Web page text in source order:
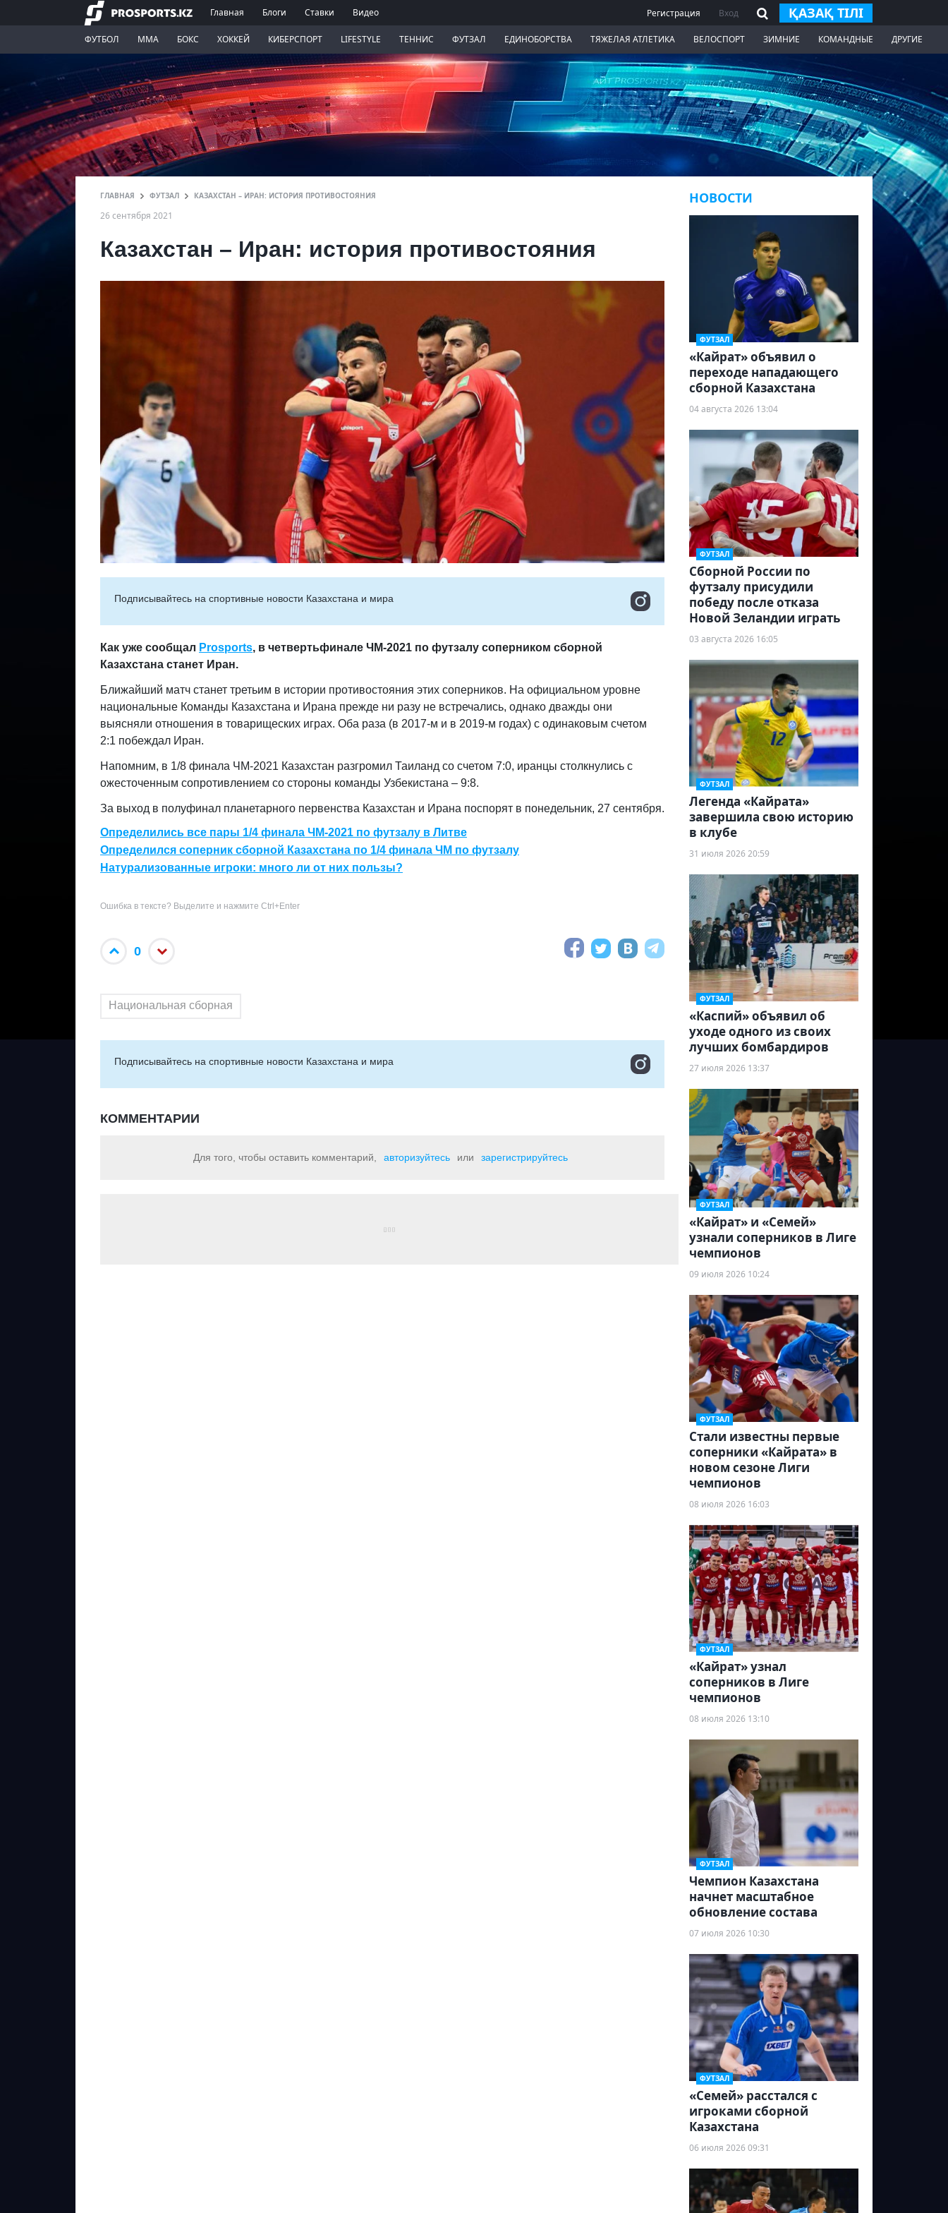
Главная Блоги Ставки Видео Регистрация Вход ҚАЗАҚ ТІЛІ
ФУТБОЛ ММА БОКС ХОККЕЙ КИБЕРСПОРТ LIFESTYLE ТЕННИС ФУТЗАЛ ЕДИНОБОРСТВА ТЯЖЕЛАЯ АТЛЕТИКА ВЕЛОСПОРТ ЗИМНИЕ КОМАНДНЫЕ ДРУГИЕ
ГЛАВНАЯ ФУТЗАЛ КАЗАХСТАН – ИРАН: ИСТОРИЯ ПРОТИВОСТОЯНИЯ
26 сентября 2021
Казахстан – Иран: история противостояния
Подписывайтесь на cпортивные новости Казахстана и мира
Как уже сообщал Prosports, в четвертьфинале ЧМ-2021 по футзалу соперником сборной
Казахстана станет Иран.
Ближайший матч станет третьим в истории противостояния этих соперников. На официальном уровне
национальные Команды Казахстана и Ирана прежде ни разу не встречались, однако дважды они
выясняли отношения в товарищеских играх. Оба раза (в 2017-м и в 2019-м годах) с одинаковым счетом
2:1 побеждал Иран.
Напомним, в 1/8 финала ЧМ-2021 Казахстан разгромил Таиланд со счетом 7:0, иранцы столкнулись с
ожесточенным сопротивлением со стороны команды Узбекистана – 9:8.
За выход в полуфинал планетарного первенства Казахстан и Ирана поспорят в понедельник, 27 сентября.
Определились все пары 1/4 финала ЧМ-2021 по футзалу в Литве
Определился соперник сборной Казахстана по 1/4 финала ЧМ по футзалу
Натурализованные игроки: много ли от них пользы?
Ошибка в тексте? Выделите и нажмите Ctrl+Enter
0
Национальная сборная
Подписывайтесь на cпортивные новости Казахстана и мира
КОММЕНТАРИИ
Для того, чтобы оставить комментарий, авторизуйтесь или зарегистрируйтесь
НОВОСТИ
ФУТЗАЛ
«Кайрат» объявил о
переходе нападающего
сборной Казахстана
04 августа 2026 13:04
ФУТЗАЛ
Сборной России по
футзалу присудили
победу после отказа
Новой Зеландии играть
03 августа 2026 16:05
ФУТЗАЛ
Легенда «Кайрата»
завершила свою историю
в клубе
31 июля 2026 20:59
ФУТЗАЛ
«Каспий» объявил об
уходе одного из своих
лучших бомбардиров
27 июля 2026 13:37
ФУТЗАЛ
«Кайрат» и «Семей»
узнали соперников в Лиге
чемпионов
09 июля 2026 10:24
ФУТЗАЛ
Стали известны первые
соперники «Кайрата» в
новом сезоне Лиги
чемпионов
08 июля 2026 16:03
ФУТЗАЛ
«Кайрат» узнал
соперников в Лиге
чемпионов
08 июля 2026 13:10
ФУТЗАЛ
Чемпион Казахстана
начнет масштабное
обновление состава
07 июля 2026 10:30
ФУТЗАЛ
«Семей» расстался с
игроками сборной
Казахстана
06 июля 2026 09:31